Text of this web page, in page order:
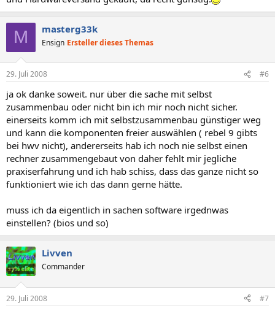
M masterg33k
Ensign Ersteller dieses Themas
29. Juli 2008 #6
ja ok danke soweit. nur über die sache mit selbst
zusammenbau oder nicht bin ich mir noch nicht sicher.
einerseits komm ich mit selbstzusammenbau günstiger weg
und kann die komponenten freier auswählen ( rebel 9 gibts
bei hwv nicht), andererseits hab ich noch nie selbst einen
rechner zusammengebaut von daher fehlt mir jegliche
praxiserfahrung und ich hab schiss, dass das ganze nicht so
funktioniert wie ich das dann gerne hätte.
muss ich da eigentlich in sachen software irgednwas
einstellen? (bios und so)
Livven
Commander
29. Juli 2008 #7